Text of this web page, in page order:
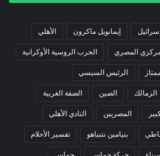
إيمانويل ماكرون الأهلي
المصري الحرب الروسية الأوكرانية
الرئيس السيسي
الزمالك الصين الضفة الغربية
المصريين النادي الأهلي
بنيامين نتنياهو تفسير الأحلام